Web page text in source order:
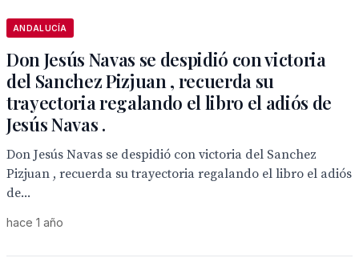
ANDALUCÍA
Don Jesús Navas se despidió con victoria
del Sanchez Pizjuan , recuerda su
trayectoria regalando el libro el adiós de
Jesús Navas .
Don Jesús Navas se despidió con victoria del Sanchez
Pizjuan , recuerda su trayectoria regalando el libro el adiós
de...
hace 1 año